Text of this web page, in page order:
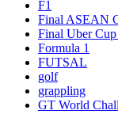
F1
Final ASEAN
Final Uber
Formula 1
FUTSAL
golf
grappling
GT World